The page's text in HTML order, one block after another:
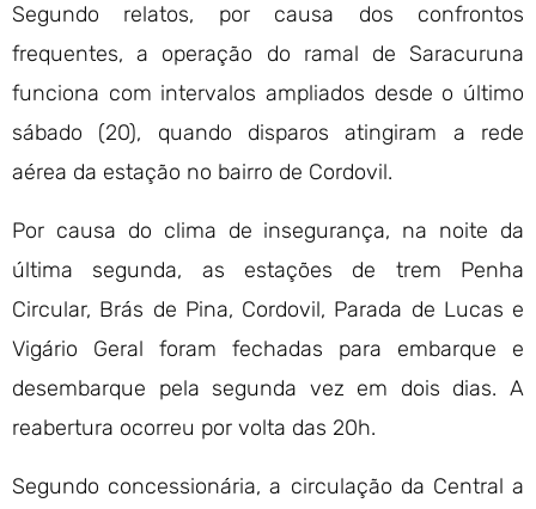
Segundo relatos, por causa dos confrontos
frequentes, a operação do ramal de Saracuruna
funciona com intervalos ampliados desde o último
sábado (20), quando disparos atingiram a rede
aérea da estação no bairro de Cordovil.
Por causa do clima de insegurança, na noite da
última segunda, as estações de trem Penha
Circular, Brás de Pina, Cordovil, Parada de Lucas e
Vigário Geral foram fechadas para embarque e
desembarque pela segunda vez em dois dias. A
reabertura ocorreu por volta das 20h.
Segundo concessionária, a circulação da Central a